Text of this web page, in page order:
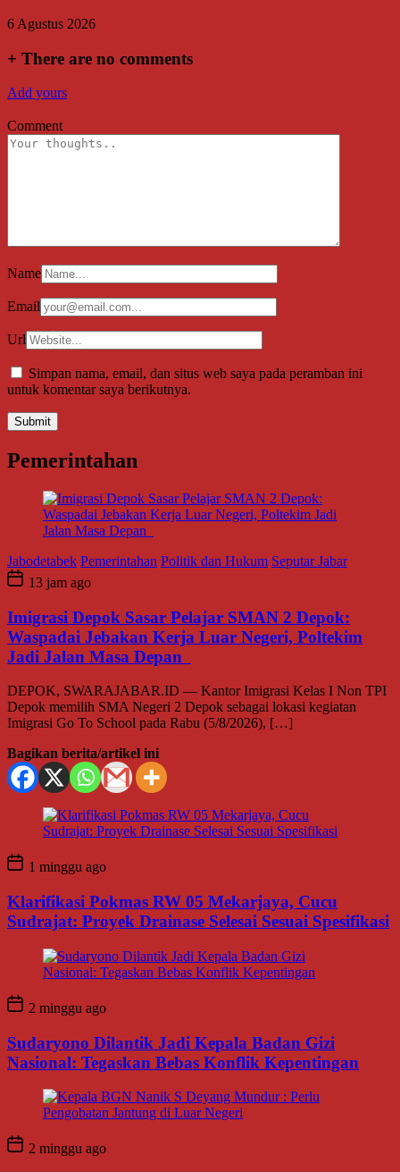
6 Agustus 2026
+ There are no comments
Add yours
Comment
Name
Email
Url
Simpan nama, email, dan situs web saya pada peramban ini
untuk komentar saya berikutnya.
Pemerintahan
Jabodetabek Pemerintahan Politik dan Hukum Seputar Jabar
13 jam ago
Imigrasi Depok Sasar Pelajar SMAN 2 Depok:
Waspadai Jebakan Kerja Luar Negeri, Poltekim
Jadi Jalan Masa Depan
DEPOK, SWARAJABAR.ID — Kantor Imigrasi Kelas I Non TPI
Depok memilih SMA Negeri 2 Depok sebagai lokasi kegiatan
Imigrasi Go To School pada Rabu (5/8/2026), […]
Bagikan berita/artikel ini
1 minggu ago
Klarifikasi Pokmas RW 05 Mekarjaya, Cucu
Sudrajat: Proyek Drainase Selesai Sesuai Spesifikasi
2 minggu ago
Sudaryono Dilantik Jadi Kepala Badan Gizi
Nasional: Tegaskan Bebas Konflik Kepentingan
2 minggu ago